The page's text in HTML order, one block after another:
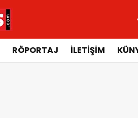
RÖPORTAJ İLETİŞİM